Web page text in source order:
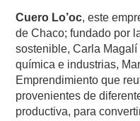
Cuero Lo’oc, este
de Chaco; fundado por
sostenible, Carla
química e industrias,
Emprendimiento que
provenientes de
productiva, para